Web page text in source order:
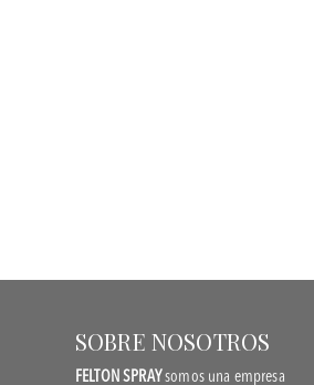
SOBRE NOSOTROS
FELTON SPRAYsomos una empresa